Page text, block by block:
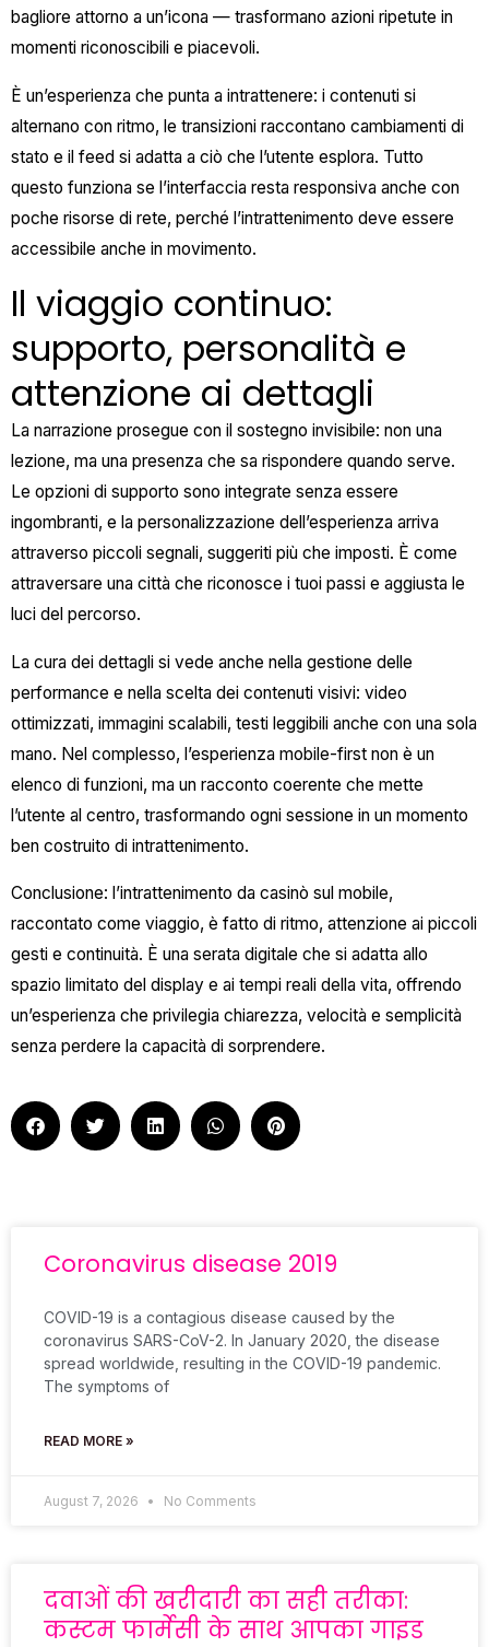
bagliore attorno a un’icona — trasformano azioni ripetute in
momenti riconoscibili e piacevoli.
È un’esperienza che punta a intrattenere: i contenuti si
alternano con ritmo, le transizioni raccontano cambiamenti di
stato e il feed si adatta a ciò che l’utente esplora. Tutto
questo funziona se l’interfaccia resta responsiva anche con
poche risorse di rete, perché l’intrattenimento deve essere
accessibile anche in movimento.
Il viaggio continuo:
supporto, personalità e
attenzione ai dettagli
La narrazione prosegue con il sostegno invisibile: non una
lezione, ma una presenza che sa rispondere quando serve.
Le opzioni di supporto sono integrate senza essere
ingombranti, e la personalizzazione dell’esperienza arriva
attraverso piccoli segnali, suggeriti più che imposti. È come
attraversare una città che riconosce i tuoi passi e aggiusta le
luci del percorso.
La cura dei dettagli si vede anche nella gestione delle
performance e nella scelta dei contenuti visivi: video
ottimizzati, immagini scalabili, testi leggibili anche con una sola
mano. Nel complesso, l’esperienza mobile-first non è un
elenco di funzioni, ma un racconto coerente che mette
l’utente al centro, trasformando ogni sessione in un momento
ben costruito di intrattenimento.
Conclusione: l’intrattenimento da casinò sul mobile,
raccontato come viaggio, è fatto di ritmo, attenzione ai piccoli
gesti e continuità. È una serata digitale che si adatta allo
spazio limitato del display e ai tempi reali della vita, offrendo
un’esperienza che privilegia chiarezza, velocità e semplicità
senza perdere la capacità di sorprendere.
Coronavirus disease 2019
COVID-19 is a contagious disease caused by the
coronavirus SARS-CoV-2. In January 2020, the disease
spread worldwide, resulting in the COVID-19 pandemic.
The symptoms of
READ MORE »
August 7, 2026 No Comments
दवाओं की खरीदारी का सही तरीका:
कस्टम फार्मेसी के साथ आपका गाइड